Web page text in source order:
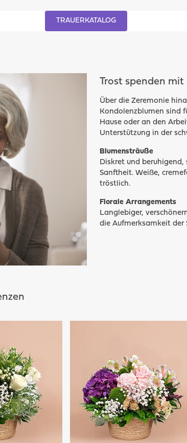
TRAUERKATALOG
Trost spenden
Über die Zeremonie
Kondolenzblumen sind
Hause oder an den
Unterstützung in der
Blumensträuße
Diskret und beruhigend,
Sanftheit. Weiße,
tröstlich.
Florale Arrangements
Langlebiger,
die Aufmerksamkeit der